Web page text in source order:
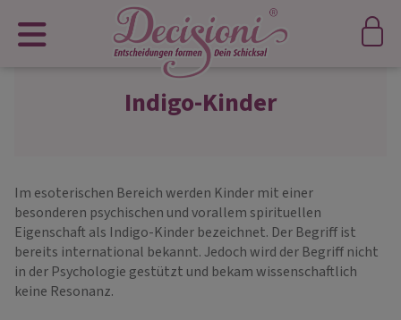
Indigo-Kinder
Im esoterischen Bereich werden Kinder mit einer
besonderen psychischen und vorallem spirituellen
Eigenschaft als Indigo-Kinder bezeichnet. Der Begriff ist
bereits international bekannt. Jedoch wird der Begriff nicht
in der Psychologie gestützt und bekam wissenschaftlich
keine Resonanz.